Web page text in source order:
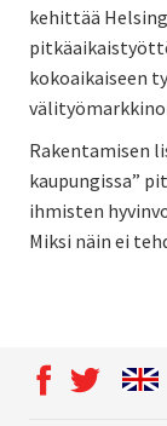
kehittää
kokoaikaiseen
Rakentamisen
kaupungissa”
ihmisten
Miksi näin ei